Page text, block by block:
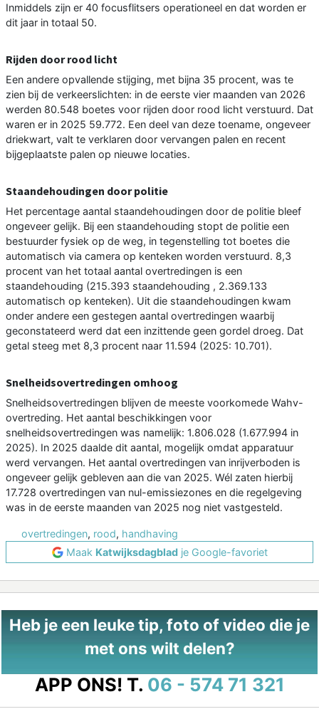
Inmiddels zijn er 40 focusflitsers operationeel en dat worden er
dit jaar in totaal 50.
Rijden door rood licht
Een andere opvallende stijging, met bijna 35 procent, was te
zien bij de verkeerslichten: in de eerste vier maanden van 2026
werden 80.548 boetes voor rijden door rood licht verstuurd. Dat
waren er in 2025 59.772. Een deel van deze toename, ongeveer
driekwart, valt te verklaren door vervangen palen en recent
bijgeplaatste palen op nieuwe locaties.
Staandehoudingen door politie
Het percentage aantal staandehoudingen door de politie bleef
ongeveer gelijk. Bij een staandehouding stopt de politie een
bestuurder fysiek op de weg, in tegenstelling tot boetes die
automatisch via camera op kenteken worden verstuurd. 8,3
procent van het totaal aantal overtredingen is een
staandehouding (215.393 staandehouding , 2.369.133
automatisch op kenteken). Uit die staandehoudingen kwam
onder andere een gestegen aantal overtredingen waarbij
geconstateerd werd dat een inzittende geen gordel droeg. Dat
getal steeg met 8,3 procent naar 11.594 (2025: 10.701).
Snelheidsovertredingen omhoog
Snelheidsovertredingen blijven de meeste voorkomede Wahv-
overtreding. Het aantal beschikkingen voor
snelheidsovertredingen was namelijk: 1.806.028 (1.677.994 in
2025). In 2025 daalde dit aantal, mogelijk omdat apparatuur
werd vervangen. Het aantal overtredingen van inrijverboden is
ongeveer gelijk gebleven aan die van 2025. Wél zaten hierbij
17.728 overtredingen van nul-emissiezones en die regelgeving
was in de eerste maanden van 2025 nog niet vastgesteld.
overtredingen, rood, handhaving
Maak Katwijksdagbladje Google-favoriet
Heb je een leuke tip, foto of video die je
met ons wilt delen?
APP ONS! T. 06 - 574 71 321